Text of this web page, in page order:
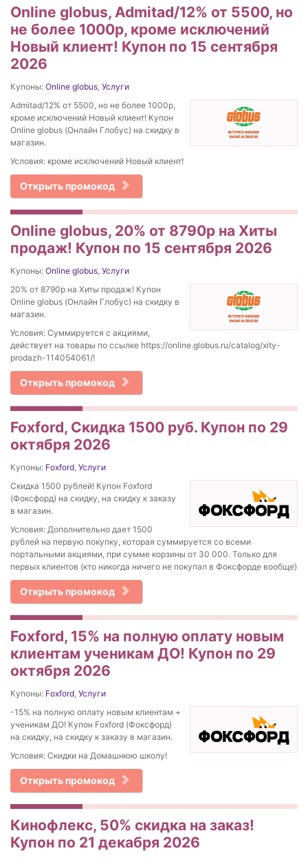
Online globus, Admitad/12% от 5500, но
не более 1000р, кроме исключений
Новый клиент! Купон по 15 сентября
2026
Купоны: Online globus, Услуги
Admitad/12% от 5500, но не более 1000р,
кроме исключений Новый клиент! Купон
Online globus (Онлайн Глобус) на скидку в
магазин.
Условия: кроме исключений Новый клиент!
Открыть промокод
Online globus, 20% от 8790р на Хиты
продаж! Купон по 15 сентября 2026
Купоны: Online globus, Услуги
20% от 8790р на Хиты продаж! Купон
Online globus (Онлайн Глобус) на скидку в
магазин.
Условия: Суммируется с акциями,
действует на товары по ссылке https://online.globus.ru/catalog/xity-
prodazh-114054061/!
Открыть промокод
Foxford, Скидка 1500 руб. Купон по 29
октября 2026
Купоны: Foxford, Услуги
Скидка 1500 рублей! Купон Foxford
(Фоксфорд) на скидку, на скидку к заказу
в магазин.
Условия: Дополнительно дает 1500
рублей на первую покупку, которая суммируется со всеми
портальными акциями, при сумме корзины от 30 000. Только для
первых клиентов (кто никогда ничего не покупал в Фоксфорде вообще)
Открыть промокод
Foxford, 15% на полную оплату новым
клиентам ученикам ДО! Купон по 29
октября 2026
Купоны: Foxford, Услуги
-15% на полную оплату новым клиентам +
ученикам ДО! Купон Foxford (Фоксфорд)
на скидку, на скидку к заказу в магазин.
Условия: Скидки на Домашнюю школу!
Открыть промокод
Кинофлекс, 50% скидка на заказ!
Купон по 21 декабря 2026